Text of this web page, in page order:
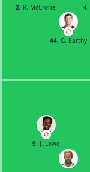
2. R. McCrorie 4.
44. G. Earthy
9. J. Lowe